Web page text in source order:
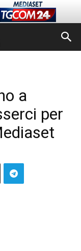
a
per